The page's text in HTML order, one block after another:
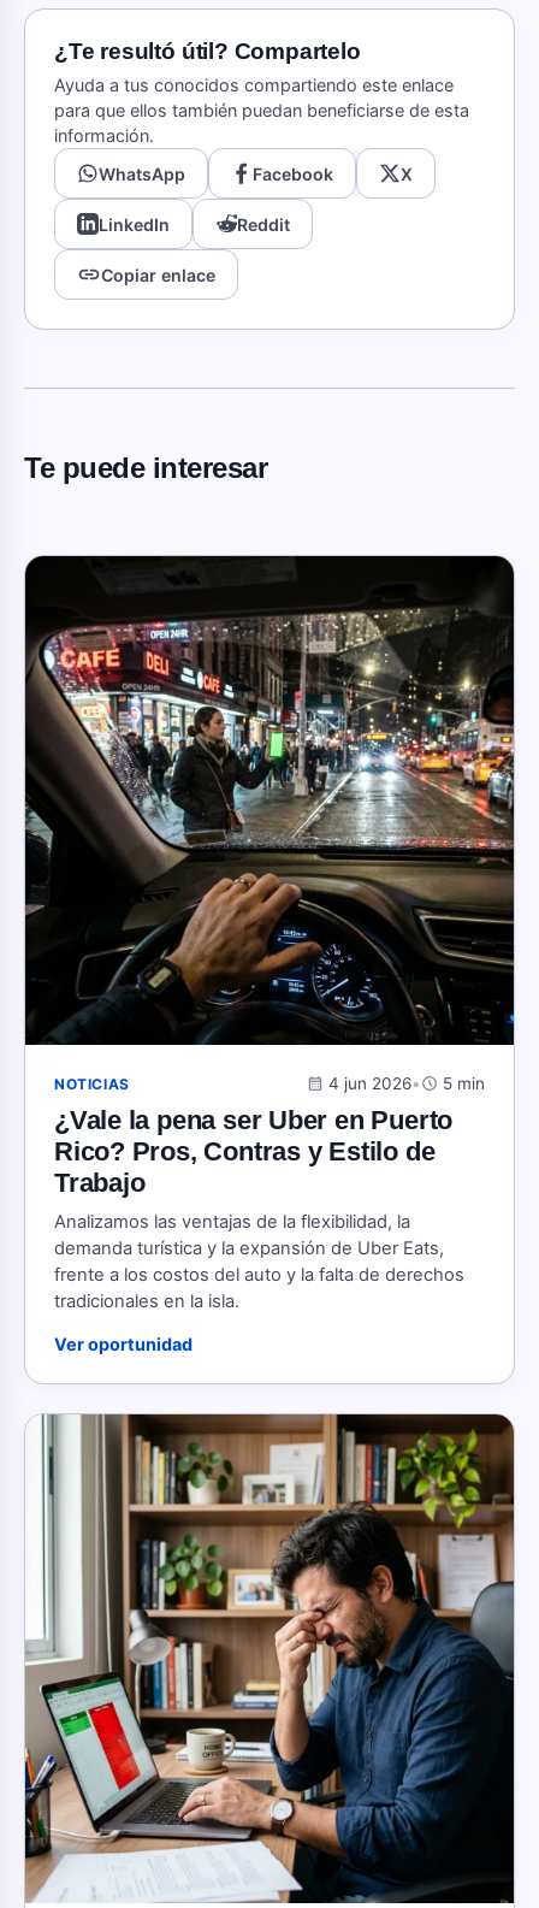
¿Te resultó útil? Compartelo
Ayuda a tus conocidos compartiendo este enlace
para que ellos también puedan beneficiarse de esta
información.
WhatsApp
Facebook X
LinkedIn Reddit
linkCopiar enlace
Te puede interesar
NOTICIAS calendar_month 4 jun 2026•schedule 5 min
¿Vale la pena ser Uber en Puerto
Rico? Pros, Contras y Estilo de
Trabajo
Analizamos las ventajas de la flexibilidad, la
demanda turística y la expansión de Uber Eats,
frente a los costos del auto y la falta de derechos
tradicionales en la isla.
Ver oportunidad